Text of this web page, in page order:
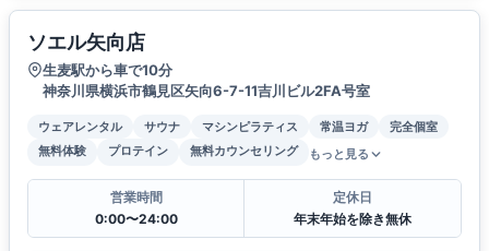
ソエル矢向店
生麦駅から車で10分
神奈川県横浜市鶴見区矢向6-7-11吉川ビル2FA号室
ウェアレンタル サウナ マシンピラティス 常温ヨガ
完全個室
無料体験
プロテイン 無料カウンセリング もっと見る
営業時間
0:00〜24:00
定休日
年末年始を除き無休